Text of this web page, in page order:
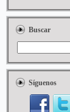
Buscar
Síguenos